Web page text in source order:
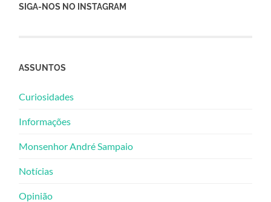
SIGA-NOS NO INSTAGRAM
ASSUNTOS
Curiosidades
Informações
Monsenhor André Sampaio
Notícias
Opinião